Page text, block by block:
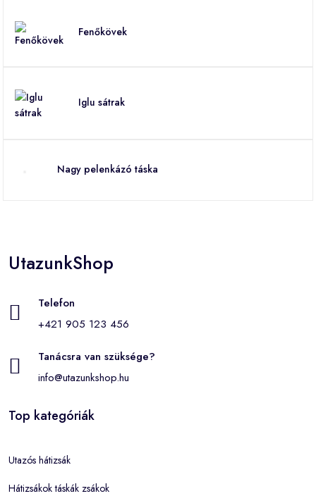
Fenőkövek
Iglu sátrak
Nagy pelenkázó táska
UtazunkShop
Telefon
+421 905 123 456
Tanácsra van szüksége?
info@utazunkshop.hu
Top kategóriák
Utazós hátizsák
Hátizsákok táskák zsákok